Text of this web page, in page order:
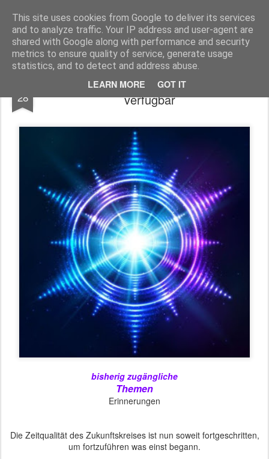
This site uses cookies from Google to deliver its services
and to analyze traffic. Your IP address and user-agent are
shared with Google along with performance and security
metrics to ensure quality of service, generate usage
statistics, and to detect and address abuse.
LEARN MORE GOT IT
Freigeist - ReHU - Forum Institut für Grenzwissenschaften - Spiritualität - Zukunftsforschung - Einheit
Pages
28
Zukunftskreis - Wo komme ich her -
verfügbar
bisherig zugängliche
Themen
Erinnerungen
Die Zeitqualität des Zukunftskreises ist nun soweit fortgeschritten,
um fortzuführen was einst begann.